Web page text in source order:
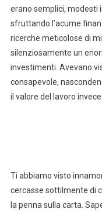
erano semplici, modesti
sfruttando l’acume
ricerche meticolose di
silenziosamente un
investimenti. Avevano
consapevole,
il valore del lavoro
Ti abbiamo visto
cercasse sottilmente di
la penna sulla carta.